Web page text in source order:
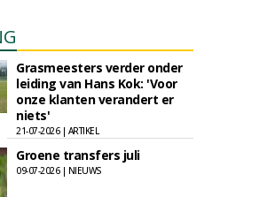
Grasmeesters verder onder
leiding van Hans Kok: 'Voor
onze klanten verandert er
niets'
21-07-2026 | ARTIKEL
Groene transfers juli
09-07-2026 | NIEUWS